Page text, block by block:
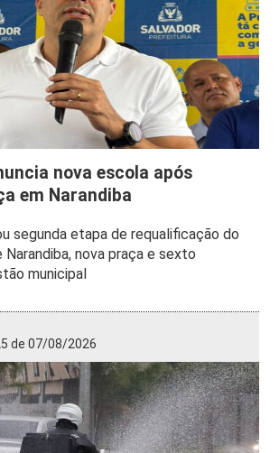
nova escola após
em Narandiba
segunda etapa de requalificação do
Narandiba, nova praça e sexto
municipal
de 07/08/2026